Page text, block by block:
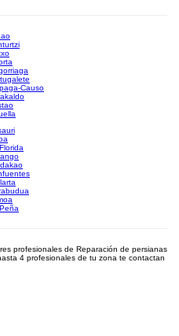
Causo
profesionales de Reparación de persianas
4 profesionales de tu zona te contactan